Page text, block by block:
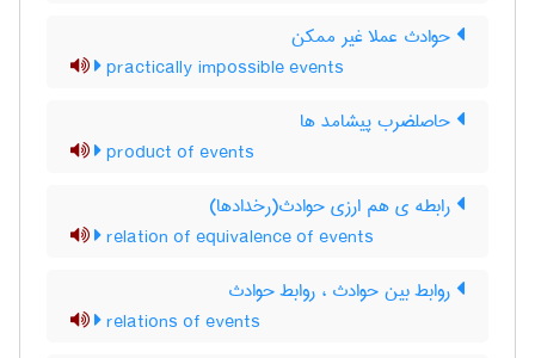
حوادث عملا غیر ممکن
practically impossible events
حاصلضرب پیشامد ها
product of events
رابطه ی هم ارزی حوادث(رخدادها)
relation of equivalence of events
روابط بین حوادث ، روابط حوادث
relations of events